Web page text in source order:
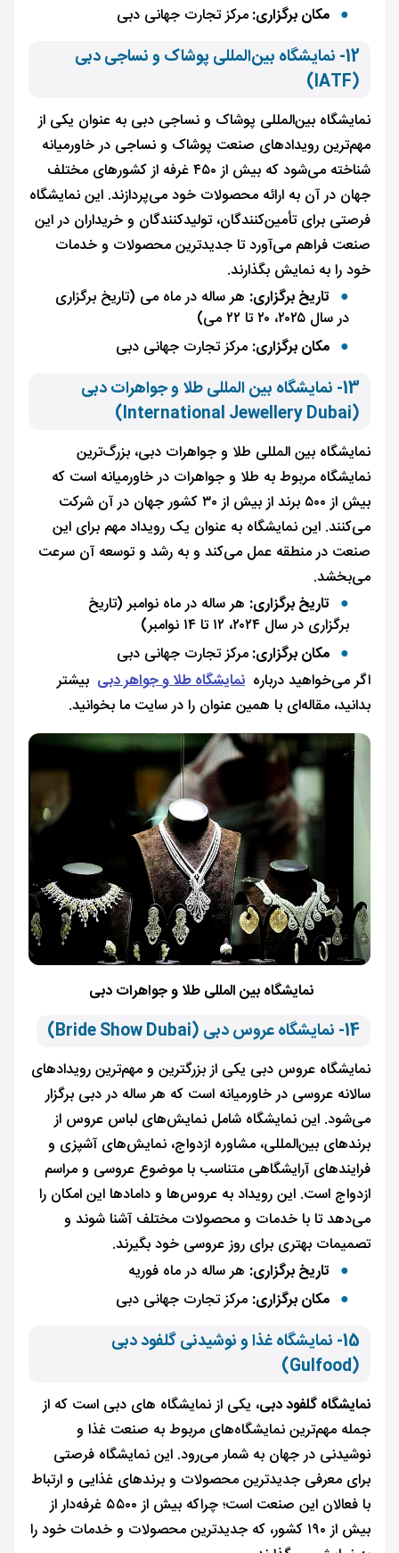
مکان برگزاری:مرکز تجارت جهانی دبی
12- نمایشگاه بین‌المللی پوشاک و نساجی دبی
(IATF)
نمایشگاه بین‌المللی پوشاک و نساجی دبی به عنوان یکی از
مهم‌ترین رویدادهای صنعت پوشاک و نساجی در خاورمیانه
شناخته می‌شود که بیش از ۴۵۰ غرفه از کشورهای مختلف
جهان در آن به ارائه محصولات خود می‌پردازند. این نمایشگاه
فرصتی برای تأمین‌کنندگان، تولیدکنندگان و خریداران در این
صنعت فراهم می‌آورد تا جدیدترین محصولات و خدمات
خود را به نمایش بگذارند.
تاریخ برگزاری: هر ساله در ماه می (تاریخ برگزاری
در سال ۲۰۲۵، ۲۰ تا ۲۲ می)
مکان برگزاری: مرکز تجارت جهانی دبی
13- نمایشگاه بین المللی طلا و جواهرات دبی
(International Jewellery Dubai)
نمایشگاه بین المللی طلا و جواهرات دبی، بزرگ‌ترین
نمایشگاه مربوط به طلا و جواهرات در خاورمیانه است که
بیش از ۵۰۰ برند از بیش از ۳۰ کشور جهان در آن شرکت
می‌کنند. این نمایشگاه به عنوان یک رویداد مهم برای این
صنعت در منطقه عمل می‌کند و به رشد و توسعه آن سرعت
می‌بخشد.
تاریخ برگزاری: هر ساله در ماه نوامبر (تاریخ
برگزاری در سال ۲۰۲۴، ۱۲ تا ۱۴ نوامبر)
مکان برگزاری:مرکز تجارت جهانی دبی
اگر می‌خواهید درباره نمایشگاه طلا و جواهر دبی بیشتر
بدانید، مقاله‌ای با همین عنوان را در سایت ما بخوانید.
نمایشگاه بین المللی طلا و جواهرات دبی
14- نمایشگاه عروس دبی (Bride Show Dubai)
نمایشگاه عروس دبی یکی از بزرگترین و مهم‌ترین رویدادهای
سالانه عروسی در خاورمیانه است که هر ساله در دبی برگزار
می‌شود. این نمایشگاه شامل نمایش‌های لباس عروس از
برندهای بین‌المللی، مشاوره ازدواج، نمایش‌های آشپزی و
فرایندهای آرایشگاهی متناسب با موضوع عروسی و مراسم
ازدواج است. این رویداد به عروس‌ها و دامادها این امکان را
می‌دهد تا با خدمات و محصولات مختلف آشنا شوند و
تصمیمات بهتری برای روز عروسی خود بگیرند.
تاریخ برگزاری: هر ساله در ماه فوریه
مکان برگزاری: مرکز تجارت جهانی دبی
15- نمایشگاه غذا و نوشیدنی گلفود دبی
(Gulfood)
نمایشگاه گلفود دبی، یکی از نمایشگاه های دبی است که از
جمله مهم‌ترین نمایشگاه‌های مربوط به صنعت غذا و
نوشیدنی در جهان به شمار می‌رود. این نمایشگاه فرصتی
برای معرفی جدیدترین محصولات و برندهای غذایی و ارتباط
با فعالان این صنعت است؛ چراکه بیش از ۵۵۰۰ غرفه‌دار از
بیش از ۱۹۰ کشور، که جدیدترین محصولات و خدمات خود را